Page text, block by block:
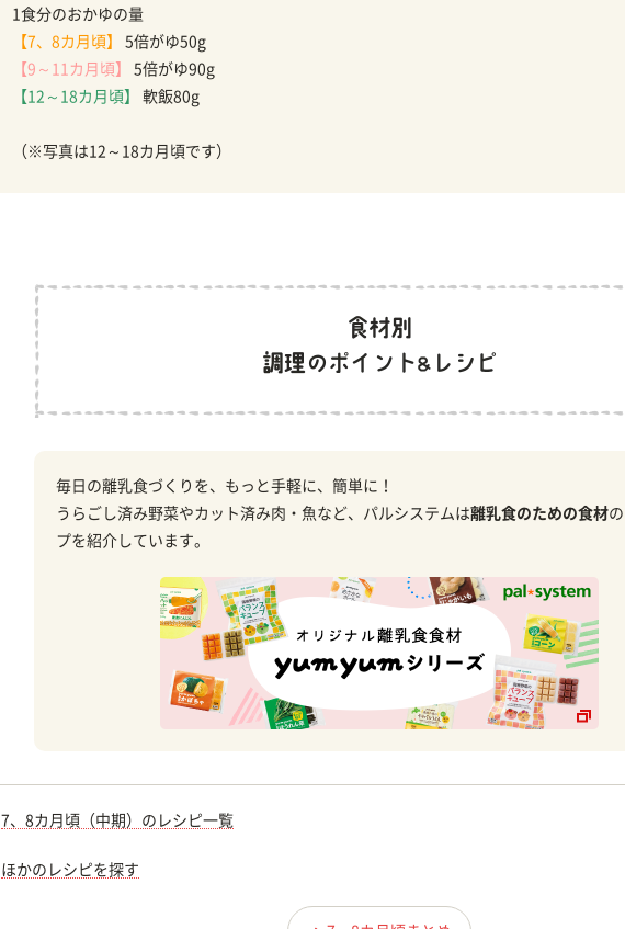
1食分のおかゆの量
【7、8カ月頃】
5倍がゆ50g
【9～11カ月頃】
5倍がゆ90g
【12～18カ月頃】
軟飯80g
（※写真は12～18カ月頃です）
毎日の離乳食づくりを、もっと手軽に、簡単に！
うらごし済み野菜やカット済み肉・魚など、パルシステムは離乳食のための食材
プを紹介しています。
7、8カ月頃（中期）のレシピ一覧
ほかのレシピを探す